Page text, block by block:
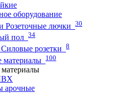
оборудование
Розеточные лючки 30
пол 34
Силовые розетки 8
материалы 100
арочные